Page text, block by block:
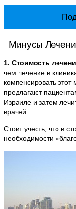
Минусы
1. Стоимость
чем лечение в
компенсировать этот
предлагают
Израиле и затем
врачей.
Стоит учесть, что в
необходимости